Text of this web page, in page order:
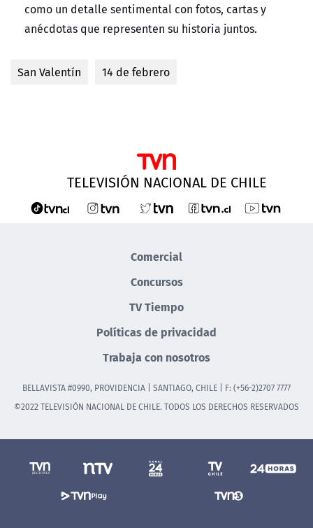
como un detalle sentimental con fotos, cartas y
anécdotas que representen su historia juntos.
San Valentín 14 de febrero
TELEVISIÓN NACIONAL DE CHILE
Comercial
Concursos
TV Tiempo
Políticas de privacidad
Trabaja con nosotros
BELLAVISTA #0990, PROVIDENCIA | SANTIAGO, CHILE | F: (+56-2)2707 7777
©2022 TELEVISIÓN NACIONAL DE CHILE. TODOS LOS DERECHOS RESERVADOS